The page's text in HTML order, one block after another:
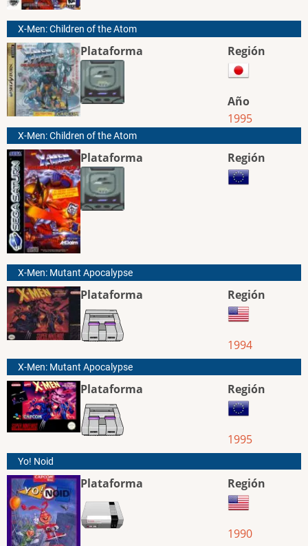
X-Men: Children of the Atom
Plataforma Región
Año
1995
X-Men: Children of the Atom
Plataforma Región
X-Men: Mutant Apocalypse
Plataforma Región
1994
X-Men: Mutant Apocalypse
Plataforma Región
1995
Yo! Noid
Plataforma Región
1990